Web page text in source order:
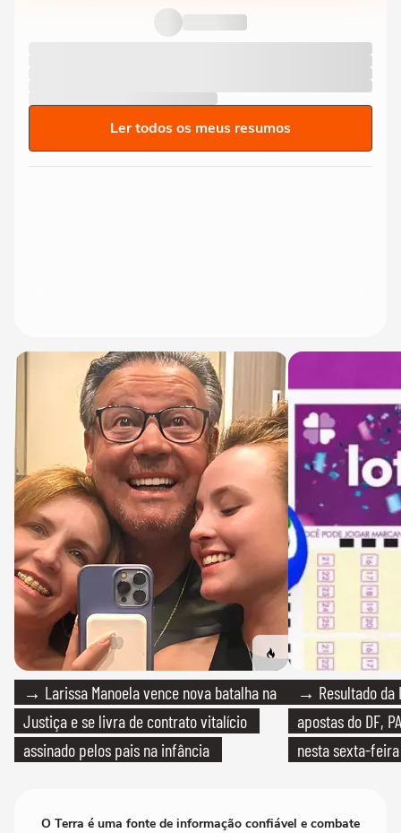
Ler todos os meus resumos
→ Larissa Manoela vence nova batalha na
Justiça e se livra de contrato vitalício
assinado pelos pais na infância
→ Resultado da
apostas do DF,
nesta sexta-feira
O Terra é uma fonte de informação confiável e combate